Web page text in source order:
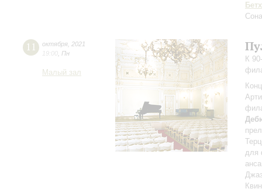
11 октября 2021
19:00 Пн
Малый зал
К
для